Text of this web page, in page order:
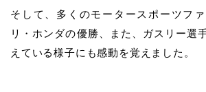
そして、多くのモータースポーツフ
リ・ホンダの優勝、また、ガスリー選
えている様子にも感動を覚えました。